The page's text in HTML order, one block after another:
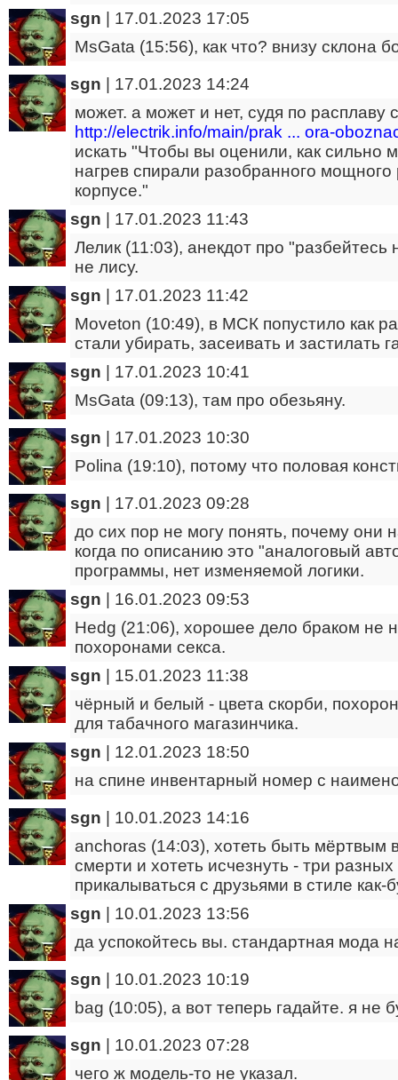
sgn
17.01.2023 17:05
MsGata (15:56), как что? внизу склона
sgn
17.01.2023 14:24
может. а может и нет, судя по расплаву
http://electrik.info/main/prak ... ora-
искать "Чтобы вы оценили, как сильно
нагрев спирали разобранного
корпусе."
sgn
17.01.2023 11:43
Лелик (11:03), анекдот про
не лису.
sgn
17.01.2023 11:42
Moveton (10:49), в МСК попустило как
стали убирать, засеивать и застилать
sgn
17.01.2023 10:41
MsGata (09:13), там про обезьяну.
sgn
17.01.2023 10:30
Polina (19:10), потому что половая
sgn
17.01.2023 09:28
до сих пор не могу понять, почему они
когда по описанию это "аналоговый
программы, нет изменяемой логики.
sgn
16.01.2023 09:53
Hedg (21:06), хорошее дело браком не
похоронами секса.
sgn
15.01.2023 11:38
чёрный и белый - цвета скорби,
для табачного магазинчика.
sgn
12.01.2023 18:50
на спине инвентарный номер с
sgn
10.01.2023 14:16
anchoras (14:03), хотеть быть мёртвым
смерти и хотеть исчезнуть - три
прикалываться с друзьями в стиле как-
sgn
10.01.2023 13:56
да успокойтесь вы. стандартная мода
sgn
10.01.2023 10:19
bag (10:05), а вот теперь гадайте. я не
sgn
10.01.2023 07:28
чего ж модель-то не указал.